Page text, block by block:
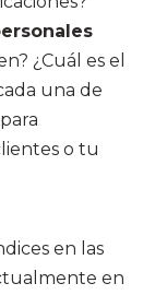
¿Cuál es el
una de
o tu
en las
en